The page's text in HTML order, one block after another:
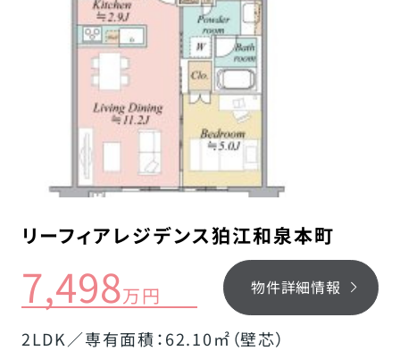
リーフィアレジデンス狛江和泉本町
7,498万円 物件詳細情報
2LDK／専有面積：62.10㎡（壁芯）